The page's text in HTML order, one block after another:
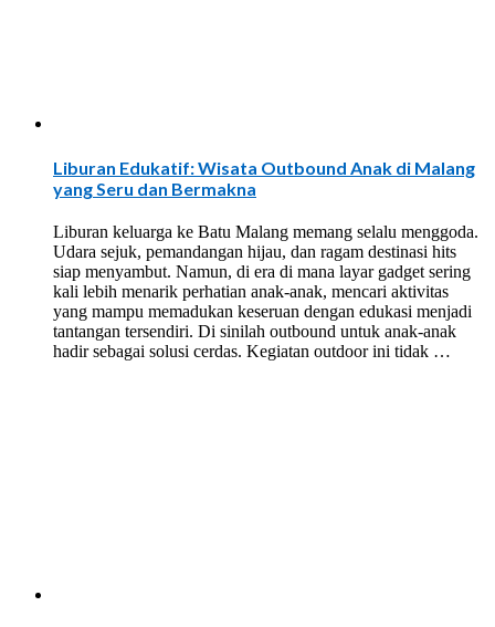
Liburan Edukatif: Wisata Outbound Anak di Malang
yang Seru dan Bermakna
Liburan keluarga ke Batu Malang memang selalu menggoda.
Udara sejuk, pemandangan hijau, dan ragam destinasi hits
siap menyambut. Namun, di era di mana layar gadget sering
kali lebih menarik perhatian anak-anak, mencari aktivitas
yang mampu memadukan keseruan dengan edukasi menjadi
tantangan tersendiri. Di sinilah outbound untuk anak-anak
hadir sebagai solusi cerdas. Kegiatan outdoor ini tidak …